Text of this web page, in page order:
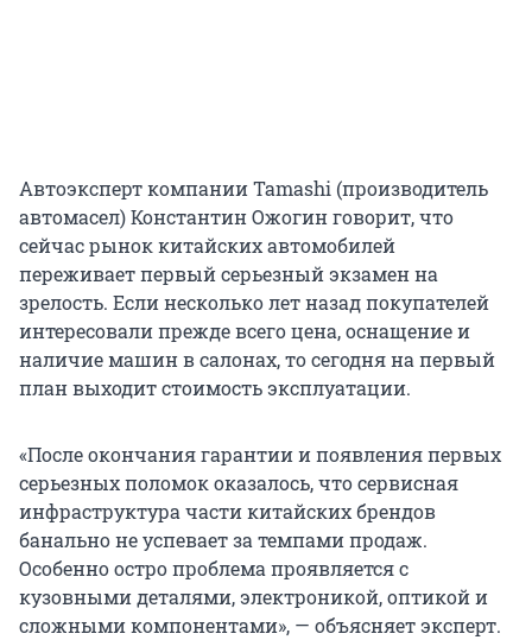
Автоэксперт компании Tamashi (производитель
автомасел) Константин Ожогин говорит, что
сейчас рынок китайских автомобилей
переживает первый серьезный экзамен на
зрелость. Если несколько лет назад покупателей
интересовали прежде всего цена, оснащение и
наличие машин в салонах, то сегодня на первый
план выходит стоимость эксплуатации.
«После окончания гарантии и появления первых
серьезных поломок оказалось, что сервисная
инфраструктура части китайских брендов
банально не успевает за темпами продаж.
Особенно остро проблема проявляется с
кузовными деталями, электроникой, оптикой и
сложными компонентами», — объясняет эксперт.